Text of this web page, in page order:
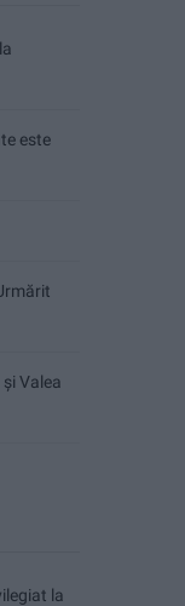
este
Valea
la